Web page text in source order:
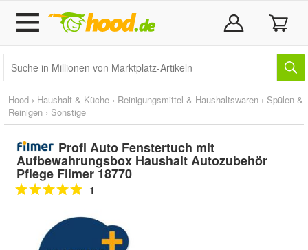
Hood › Haushalt & Küche › Reinigungsmittel & Haushaltswaren › Spülen &
Reinigen › Sonstige
Profi Auto Fenstertuch mit
Aufbewahrungsbox Haushalt Autozubehör
Pflege Filmer 18770
1